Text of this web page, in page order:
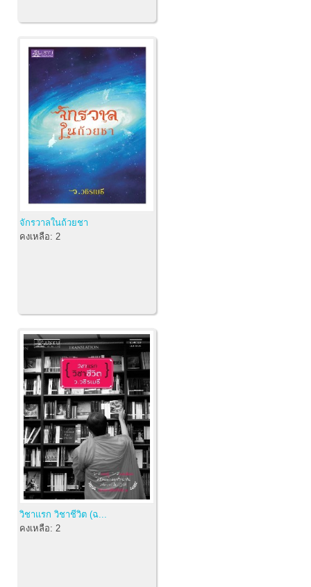
จักรวาลในถ้วยชา
คงเหลือ: 2
วิชาแรก วิชาชีวิต (ฉ...
คงเหลือ: 2